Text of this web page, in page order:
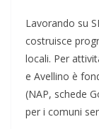
Lavorando su
costruisce
locali. Per
e Avellino è
(NAP, schede
per i comuni